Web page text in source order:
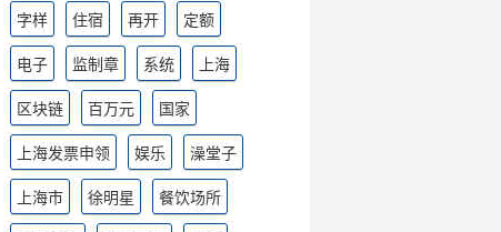
字样 住宿 再开 定额
电子 监制章 系统 上海
区块链 百万元 国家
上海发票申领 娱乐 澡堂子
上海市 徐明星 餐饮场所